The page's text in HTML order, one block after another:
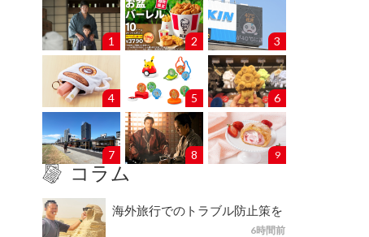
1 2 3
4 5 6
7 8 9
コラム
海外旅行でのトラブル防止策を
6時間前